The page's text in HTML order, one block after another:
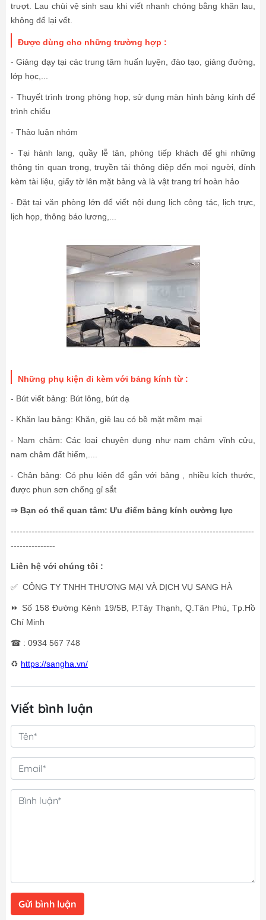
trượt. Lau chùi vệ sinh sau khi viết nhanh chóng bằng khăn lau,
không để lại vết.
Được dùng cho những trường hợp :
- Giảng dạy tại các trung tâm huấn luyện, đào tạo, giảng đường,
lớp học,...
- Thuyết trình trong phòng họp, sử dụng màn hình bảng kính để
trình chiếu
- Thảo luận nhóm
- Tại hành lang, quầy lễ tân, phòng tiếp khách để ghi những
thông tin quan trọng, truyền tải thông điệp đến mọi người, đính
kèm tài liệu, giấy tờ lên mặt bảng và là vật trang trí hoàn hảo
- Đặt tại văn phòng lớn để viết nội dung lịch công tác, lịch trực,
lịch họp, thông báo lương,...
Những phụ kiện đi kèm với bảng kính từ :
- Bút viết bảng: Bút lông, bút dạ
- Khăn lau bảng: Khăn, giẻ lau có bề mặt mềm mại
- Nam châm: Các loại chuyên dụng như nam châm vĩnh cửu,
nam châm đất hiếm,....
- Chân bảng: Có phụ kiện để gắn với bảng , nhiều kích thước,
được phun sơn chống gỉ sắt
⇒ Bạn có thể quan tâm: Ưu điểm bảng kính cường lực
----------------------------------------------------------------------------------
---------------
Liên hệ với chúng tôi :
✅ CÔNG TY TNHH THƯƠNG MẠI VÀ DỊCH VỤ SANG HÀ
⏩ Số 158 Đường Kênh 19/5B, P.Tây Thạnh, Q.Tân Phú, Tp.Hồ
Chí Minh
☎ : 0934 567 748
♻ https://sangha.vn/
Viết bình luận
Gửi bình luận